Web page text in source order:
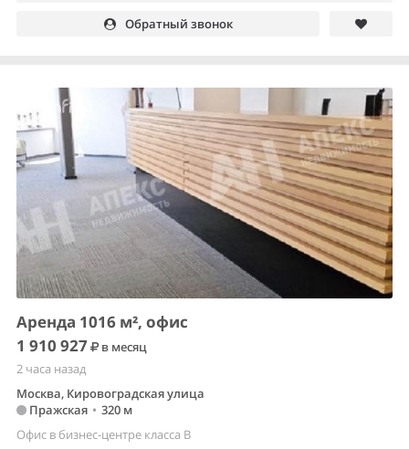
Обратный звонок
Аренда 1016 м², офис
1 910 927
в месяц
2 часа назад
Москва, Кировоградская улица
Пражская • 320 м
Офис в бизнес-центре класса B